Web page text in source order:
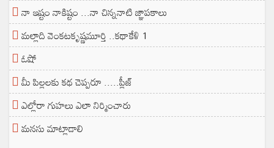
నా ఇష్టం నాకిష్టం ...నా చిన్ననాటి జ్ఞాపకాలు
మల్లాది వెంకటకృష్ణమూర్తి ..కథాకేళి 1
ఓషో
మీ పిల్లలకు కథ చెప్పరూ .....ప్లీజ్
ఎల్లోరా గుహలు ఎలా నిర్మించారు
మనసు మాట్లాడాలి